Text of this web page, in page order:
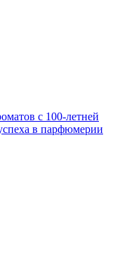
с 100-летней
в парфюмерии